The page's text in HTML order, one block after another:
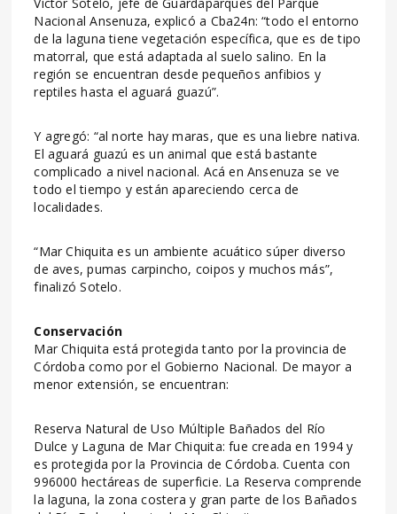
Nacional Ansenuza, explicó a Cba24n: “todo el entorno
de la laguna tiene vegetación específica, que es de tipo
matorral, que está adaptada al suelo salino. En la
región se encuentran desde pequeños anfibios y
reptiles hasta el aguará guazú”.
Y agregó: “al norte hay maras, que es una liebre nativa.
El aguará guazú es un animal que está bastante
complicado a nivel nacional. Acá en Ansenuza se ve
todo el tiempo y están apareciendo cerca de
localidades.
“Mar Chiquita es un ambiente acuático súper diverso
de aves, pumas carpincho, coipos y muchos más”,
finalizó Sotelo.
Conservación
Mar Chiquita está protegida tanto por la provincia de
Córdoba como por el Gobierno Nacional. De mayor a
menor extensión, se encuentran:
Reserva Natural de Uso Múltiple Bañados del Río
Dulce y Laguna de Mar Chiquita: fue creada en 1994 y
es protegida por la Provincia de Córdoba. Cuenta con
996000 hectáreas de superficie. La Reserva comprende
la laguna, la zona costera y gran parte de los Bañados